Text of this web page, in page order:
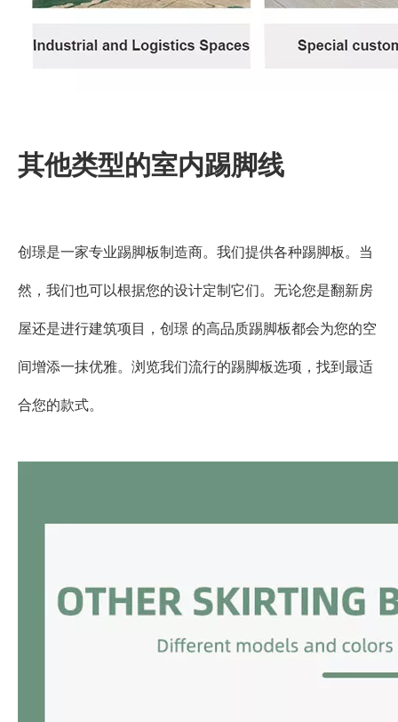
其他类型的室内踢脚线
创璟是一家专业踢脚板制造商。我们提供各种踢脚板。当
然，我们也可以根据您的设计定制它们。无论您是翻新房
屋还是进行建筑项目，创璟 的高品质踢脚板都会为您的空
间增添一抹优雅。浏览我们流行的踢脚板选项，找到最适
合您的款式。